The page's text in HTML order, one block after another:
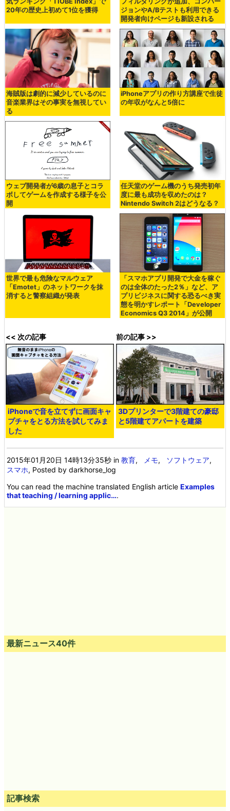
20年の歴史上初めて1位を獲得
ジョンやA/Bテストも利用できる
開発者向けページも新設される
海賊版は劇的に減少しているのに
音楽業界はその事実を無視してい
る
iPhoneアプリの作り方講座で生徒
の年収がなんと5倍に
ウェブ開発者が6歳の息子とコラ
ボしてゲームを作成する様子を公
開
任天堂のゲーム機のうち発売初年
度に最も成功を収めたのは？
Nintendo Switch 2はどうなる？
世界で最も危険なマルウェア
「Emotet」のネットワークを抹
消すると警察組織が発表
「スマホアプリ開発で大金を稼ぐ
のは全体のたった2％」など、ア
プリビジネスに関する恐るべき実
態を明かすレポート「Developer
Economics Q3 2014」が公開
<< 次の記事
iPhoneで音を立てずに画面キャ
プチャをとる方法を試してみま
した
前の記事 >>
3Dプリンターで3階建ての豪邸
と5階建てアパートを建築
2015年01月20日 14時13分35秒 in教育, メモ, ソフトウェア,
スマホ, Posted by darkhorse_log
You can read the machine translated English articleExamples
that teaching / learning applic….
最新ニュース40件
記事検索